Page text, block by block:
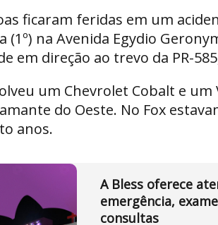
ficaram feridas em um
(1º) na Avenida Egydio
em direção ao trevo da PR-
um Chevrolet Cobalt e
do Oeste. No Fox
anos.
A Bless oferece
emergência,
consultas